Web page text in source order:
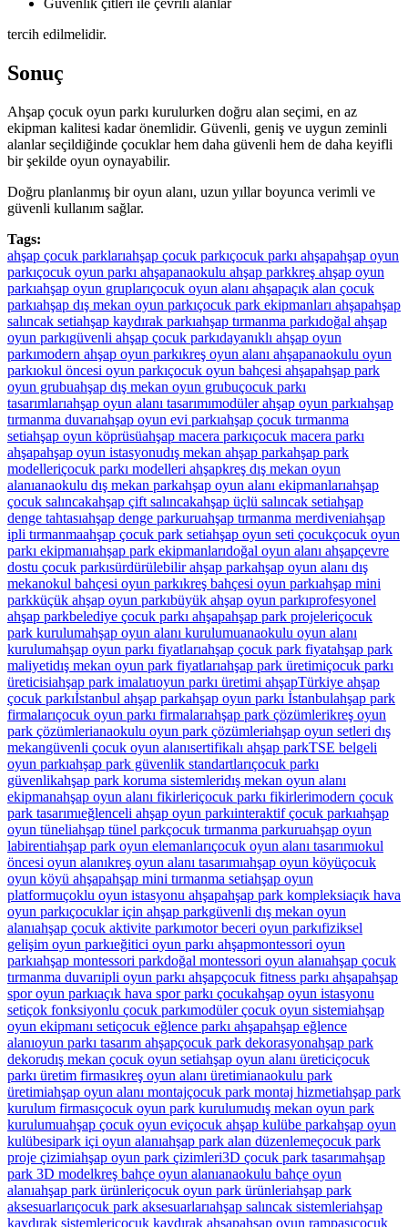
tercih edilmelidir.
Sonuç
Ahşap çocuk oyun parkı kurulurken doğru alan seçimi, en az
ekipman kalitesi kadar önemlidir. Güvenli, geniş ve uygun zeminli
alanlar seçildiğinde çocuklar hem daha güvenli hem de daha keyifli
bir şekilde oyun oynayabilir.
Doğru planlanmış bir oyun alanı, uzun yıllar boyunca verimli ve
güvenli kullanım sağlar.
Tags:
ahşap çocuk parklarıahşap çocuk parkıçocuk parkı ahşapahşap oyun
parkıçocuk oyun parkı ahşapanaokulu ahşap parkkreş ahşap oyun
parkıahşap oyun gruplarıçocuk oyun alanı ahşapaçık alan çocuk
parkıahşap dış mekan oyun parkıçocuk park ekipmanları ahşapahşap
salıncak setiahşap kaydırak parkıahşap tırmanma parkıdoğal ahşap
oyun parkıgüvenli ahşap çocuk parkıdayanıklı ahşap oyun
parkımodern ahşap oyun parkıkreş oyun alanı ahşapanaokulu oyun
parkıokul öncesi oyun parkıçocuk oyun bahçesi ahşapahşap park
oyun grubuahşap dış mekan oyun grubuçocuk parkı
tasarımlarıahşap oyun alanı tasarımımodüler ahşap oyun parkıahşap
tırmanma duvarıahşap oyun evi parkıahşap çocuk tırmanma
setiahşap oyun köprüsüahşap macera parkıçocuk macera parkı
ahşapahşap oyun istasyonudış mekan ahşap parkahşap park
modelleriçocuk parkı modelleri ahşapkreş dış mekan oyun
alanıanaokulu dış mekan parkahşap oyun alanı ekipmanlarıahşap
çocuk salıncakahşap çift salıncakahşap üçlü salıncak setiahşap
denge tahtasıahşap denge parkuruahşap tırmanma merdiveniahşap
ipli tırmanmaahşap çocuk park setiahşap oyun seti çocukçocuk oyun
parkı ekipmanıahşap park ekipmanlarıdoğal oyun alanı ahşapçevre
dostu çocuk parkısürdürülebilir ahşap parkahşap oyun alanı dış
mekanokul bahçesi oyun parkıkreş bahçesi oyun parkıahşap mini
parkküçük ahşap oyun parkıbüyük ahşap oyun parkıprofesyonel
ahşap parkbelediye çocuk parkı ahşapahşap park projeleriçocuk
park kurulumahşap oyun alanı kurulumuanaokulu oyun alanı
kurulumahşap oyun parkı fiyatlarıahşap çocuk park fiyatahşap park
maliyetidış mekan oyun park fiyatlarıahşap park üretimiçocuk parkı
üreticisiahşap park imalatıoyun parkı üretimi ahşapTürkiye ahşap
çocuk parkıİstanbul ahşap parkahşap oyun parkı İstanbulahşap park
firmalarıçocuk oyun parkı firmalarıahşap park çözümlerikreş oyun
park çözümlerianaokulu oyun park çözümleriahşap oyun setleri dış
mekangüvenli çocuk oyun alanısertifikalı ahşap parkTSE belgeli
oyun parkıahşap park güvenlik standartlarıçocuk parkı
güvenlikahşap park koruma sistemleridış mekan oyun alanı
ekipmanahşap oyun alanı fikirleriçocuk parkı fikirlerimodern çocuk
park tasarımıeğlenceli ahşap oyun parkıinteraktif çocuk parkıahşap
oyun tüneliahşap tünel parkçocuk tırmanma parkuruahşap oyun
labirentiahşap park oyun elemanlarıçocuk oyun alanı tasarımıokul
öncesi oyun alanıkreş oyun alanı tasarımıahşap oyun köyüçocuk
oyun köyü ahşapahşap mini tırmanma setiahşap oyun
platformuçoklu oyun istasyonu ahşapahşap park kompleksiaçık hava
oyun parkıçocuklar için ahşap parkgüvenli dış mekan oyun
alanıahşap çocuk aktivite parkımotor beceri oyun parkıfiziksel
gelişim oyun parkıeğitici oyun parkı ahşapmontessori oyun
parkıahşap montessori parkdoğal montessori oyun alanıahşap çocuk
tırmanma duvarıipli oyun parkı ahşapçocuk fitness parkı ahşapahşap
spor oyun parkıaçık hava spor parkı çocukahşap oyun istasyonu
setiçok fonksiyonlu çocuk parkımodüler çocuk oyun sistemiahşap
oyun ekipmanı setiçocuk eğlence parkı ahşapahşap eğlence
alanıoyun parkı tasarım ahşapçocuk park dekorasyonahşap park
dekorudış mekan çocuk oyun setiahşap oyun alanı üreticiçocuk
parkı üretim firmasıkreş oyun alanı üretimianaokulu park
üretimiahşap oyun alanı montajçocuk park montaj hizmetiahşap park
kurulum firmasıçocuk oyun park kurulumudış mekan oyun park
kurulumuahşap çocuk oyun eviçocuk ahşap kulübe parkahşap oyun
kulübesipark içi oyun alanıahşap park alan düzenlemeçocuk park
proje çizimiahşap oyun park çizimleri3D çocuk park tasarımahşap
park 3D modelkreş bahçe oyun alanıanaokulu bahçe oyun
alanıahşap park ürünleriçocuk oyun park ürünleriahşap park
aksesuarlarıçocuk park aksesuarlarıahşap salıncak sistemleriahşap
kaydırak sistemleriçocuk kaydırak ahşapahşap oyun rampasıçocuk